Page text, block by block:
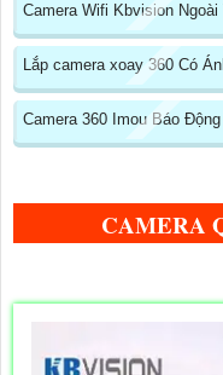
Camera Wifi Kbvision
Lắp camera xoay 360 Có
Camera 360 Imou Báo Động
CAMERA